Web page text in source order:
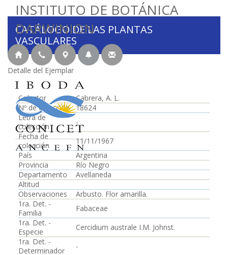
INSTITUTO DE BOTÁNICA
DARWINION
CATÁLOGO DE LAS PLANTAS
VASCULARES
Detalle del Ejemplar
Colector
Cabrera, A. L.
Nº de colección
18624
Letra de
colección
-
Fecha de
colección
11/11/1967
País
Argentina
Provincia
Río Negro
Departamento
Avellaneda
Altitud
Observaciones
Arbusto. Flor amarilla.
1ra. Det. -
Familia
Fabaceae
1ra. Det. -
Especie
Cercidium australe I.M. Johnst.
1ra. Det. -
Determinador
-